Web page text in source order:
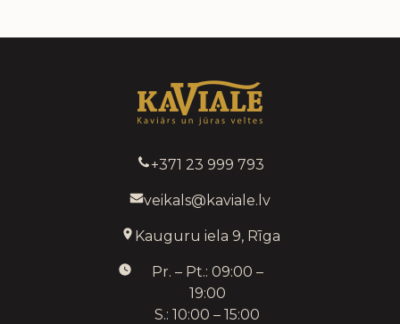
+371 23 999 793
veikals@kaviale.lv
Kauguru iela 9, Rīga
Pr. – Pt.: 09:00 –
19:00
S.: 10:00 – 15:00